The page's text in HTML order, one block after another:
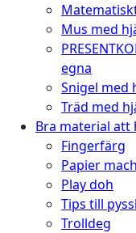
Mus med
egna
Snigel med
Träd med
Bra material att
Fingerfärg
Papier
Play doh
Tips till
Trolldeg